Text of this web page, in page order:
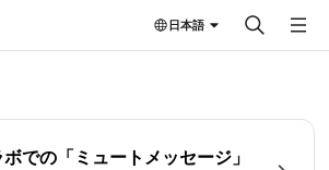
日本語
ボでの「ミュートメッセージ」